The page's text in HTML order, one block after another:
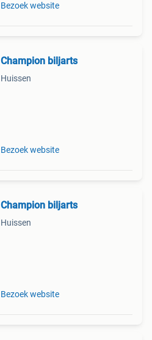
Bezoek website
Champion biljarts
Huissen
Bezoek website
Champion biljarts
Huissen
Bezoek website